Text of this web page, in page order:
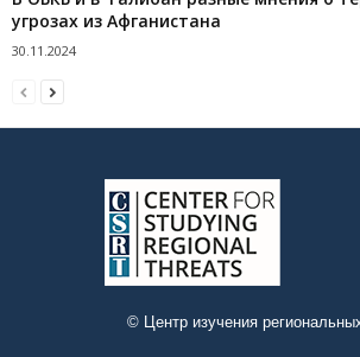
угрозах из Афганистана
30.11.2024
© Центр изучения